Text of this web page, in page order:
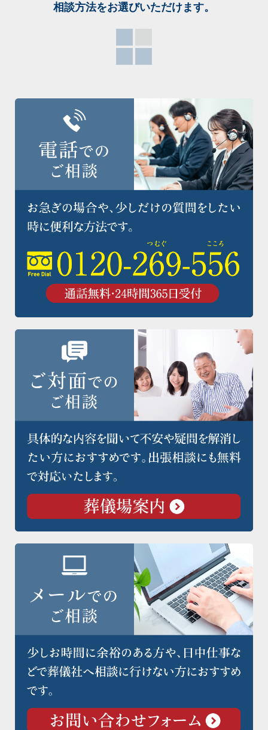
相談方法をお選びいただけます。